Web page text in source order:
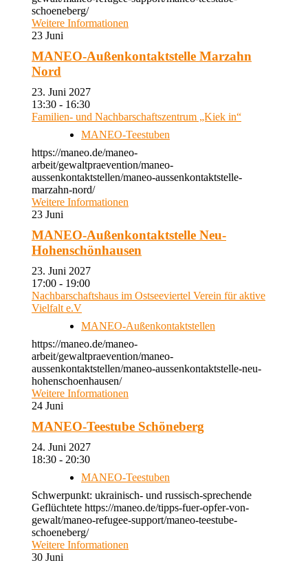
schoeneberg/
Weitere Informationen
23 Juni
MANEO-Außenkontaktstelle Marzahn
Nord
23. Juni 2027
13:30 - 16:30
Familien- und Nachbarschaftszentrum „Kiek in“
MANEO-Teestuben
https://maneo.de/maneo-
arbeit/gewaltpraevention/maneo-
aussenkontaktstellen/maneo-aussenkontaktstelle-
marzahn-nord/
Weitere Informationen
23 Juni
MANEO-Außenkontaktstelle Neu-
Hohenschönhausen
23. Juni 2027
17:00 - 19:00
Nachbarschaftshaus im Ostseeviertel Verein für aktive
Vielfalt e.V
MANEO-Außenkontaktstellen
https://maneo.de/maneo-
arbeit/gewaltpraevention/maneo-
aussenkontaktstellen/maneo-aussenkontaktstelle-neu-
hohenschoenhausen/
Weitere Informationen
24 Juni
MANEO-Teestube Schöneberg
24. Juni 2027
18:30 - 20:30
MANEO-Teestuben
Schwerpunkt: ukrainisch- und russisch-sprechende
Geflüchtete https://maneo.de/tipps-fuer-opfer-von-
gewalt/maneo-refugee-support/maneo-teestube-
schoeneberg/
Weitere Informationen
30 Juni